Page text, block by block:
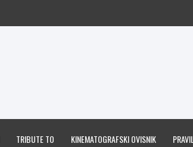
TRIBUTE TO KINEMATOGRAFSKI OVISNIK